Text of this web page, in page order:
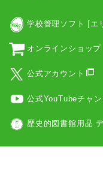
学校管理ソフト [エ
オンラインショッ
公式アカウント
公式YouTubeチャ
歴史的図書館用品